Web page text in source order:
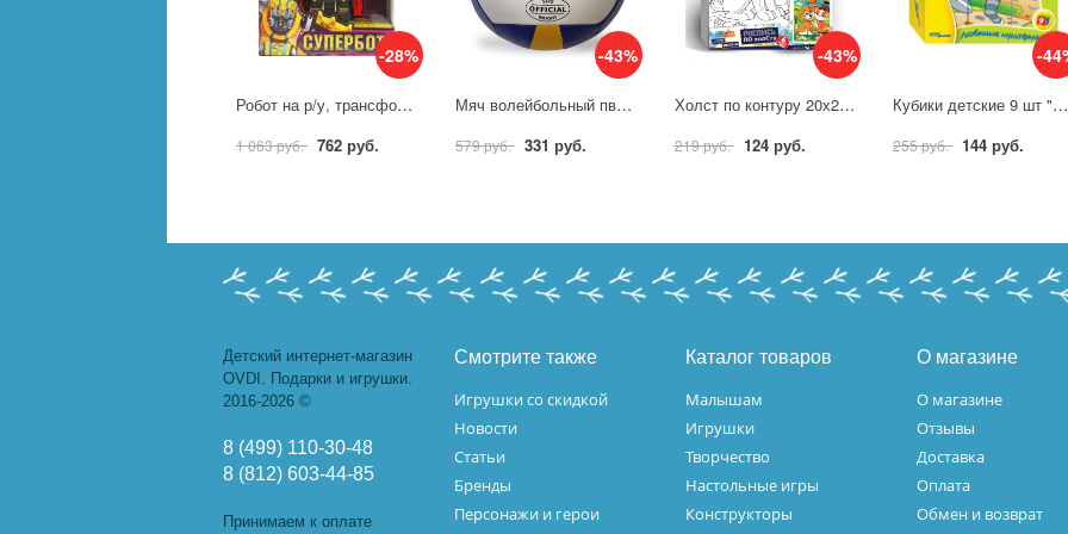
-28%
Робот на р/у, трансформирующийся, в машину Технодрайв 2012F068-R
1 063 руб. 762 руб.
-43%
Мяч волейбольный пвх 1 слой, 22 см. камера резина, машин.обр. Next VB-1PVC250 (60) (60)
579 руб. 331 руб.
-43%
Холст по контуру 20х25 см. кошка и собачка MultiArt CANV20X25-113738
219 руб. 124 руб.
-
Кубики детские 9 шт "Любимые мультфильмы-4" Step 87312
255 руб. 144 руб.
Детский интернет-магазин
OVDI. Подарки и игрушки.
2016-2026 ©
8 (499) 110-30-48
8 (812) 603-44-85
Принимаем к оплате
Смотрите также
Игрушки со скидкой
Новости
Статьи
Бренды
Персонажи и герои
Каталог товаров
Малышам
Игрушки
Творчество
Настольные игры
Конструкторы
О магазине
О магазине
Отзывы
Доставка
Оплата
Обмен и возврат